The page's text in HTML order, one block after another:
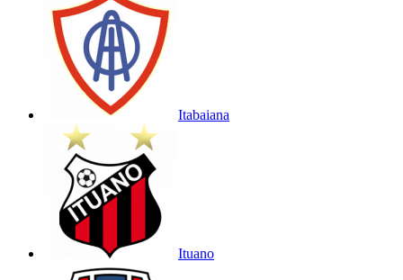
Itabaiana
Ituano